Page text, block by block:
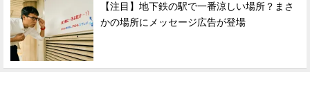
【注目】地下鉄の駅で一番涼しい場所？まさ
かの場所にメッセージ広告が登場